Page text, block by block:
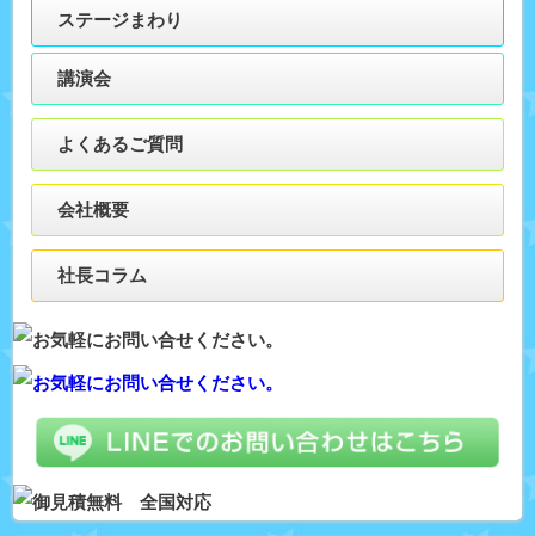
ステージまわり
講演会
よくあるご質問
会社概要
社長コラム